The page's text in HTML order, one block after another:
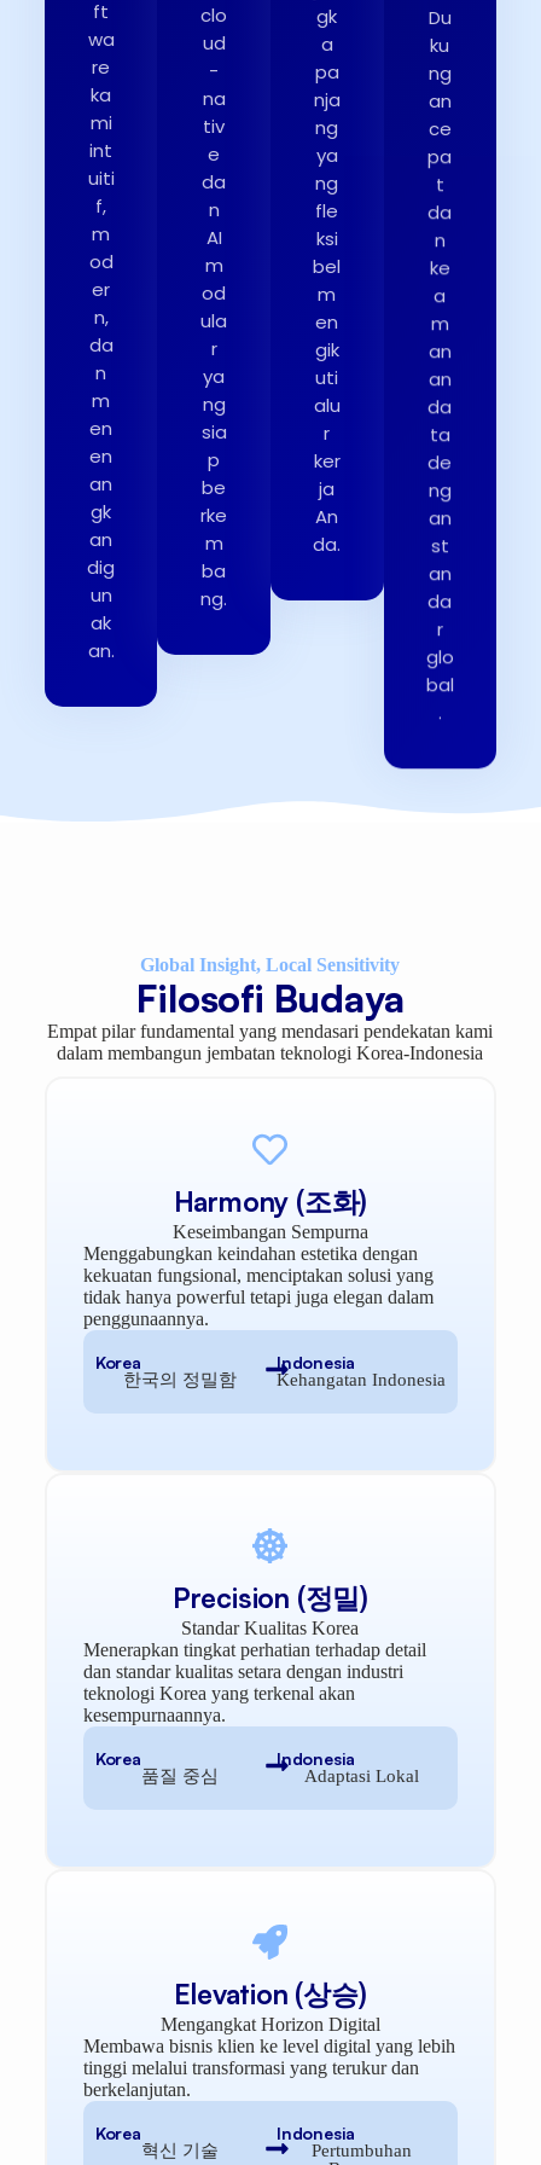
ft
wa
re
ka
mi
int
uiti
f,
m
od
er
n,
da
n
m
en
en
an
gk
an
dig
un
ak
an.
clo
ud
-
na
tiv
e
da
n
AI
m
od
ula
r
ya
ng
sia
p
be
rke
m
ba
ng.
gk
a
pa
nja
ng
ya
ng
fle
ksi
bel
m
en
gik
uti
alu
r
ker
ja
An
da.
Du
ku
ng
an
ce
pa
t
da
n
ke
a
m
an
an
da
ta
de
ng
an
st
an
da
r
glo
bal
Global Insight, Local Sensitivity
Filosofi Budaya
Empat pilar fundamental yang mendasari pendekatan kami
dalam membangun jembatan teknologi Korea-Indonesia
Harmony (조화)
Keseimbangan Sempurna
Menggabungkan keindahan estetika dengan
kekuatan fungsional, menciptakan solusi yang
tidak hanya powerful tetapi juga elegan dalam
penggunaannya.
Korea
한국의 정밀함
Indonesia
Kehangatan Indonesia
Precision (정밀)
Standar Kualitas Korea
Menerapkan tingkat perhatian terhadap detail
dan standar kualitas setara dengan industri
teknologi Korea yang terkenal akan
kesempurnaannya.
Korea
품질 중심
Indonesia
Adaptasi Lokal
Elevation (상승)
Mengangkat Horizon Digital
Membawa bisnis klien ke level digital yang lebih
tinggi melalui transformasi yang terukur dan
berkelanjutan.
Korea
혁신 기술
Indonesia
Pertumbuhan